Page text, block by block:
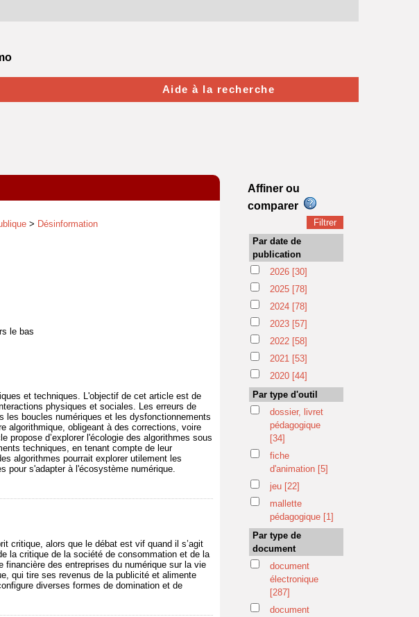
> Désinformation
le bas
et techniques. L'objectif de cet article est de
physiques et sociales. Les erreurs de
les boucles numériques et les dysfonctionnements
algorithmique, obligeant à des corrections, voire
propose d’explorer l'écologie des algorithmes sous
techniques, en tenant compte de leur
algorithmes pourrait explorer utilement les
pour s'adapter à l'écosystème numérique.
critique, alors que le débat est vif quand il s’agit
la critique de la société de consommation et de la
financière des entreprises du numérique sur la vie
qui tire ses revenus de la publicité et alimente
diverses formes de domination et de
Aide à la recherche
Affiner ou
comparer
Par date de
publication
2026 [30]
2025 [78]
2024 [78]
2023 [57]
2022 [58]
2021 [53]
2020 [44]
Par type d'outil
dossier, livret
pédagogique
[34]
fiche
d'animation [5]
jeu [22]
mallette
pédagogique [1]
Par type de
document
document
électronique
[287]
document